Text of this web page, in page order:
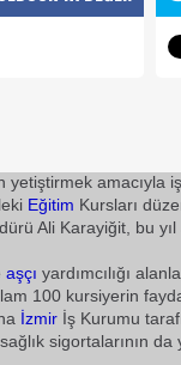
istihdama
ediyor
amacıyla
Eğitim Kursları
Ali Karayiğit, bu
aşçı yardımcılığı
100 kursiyerin
İzmir İş Kurumu
sigortalarının da